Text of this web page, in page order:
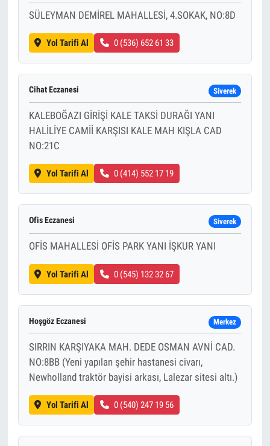
SÜLEYMAN DEMİREL MAHALLESİ, 4.SOKAK, NO:8D
Yol Tarifi Al 0 (536) 652 61 33
Cihat Eczanesi Siverek
KALEBOĞAZI GİRİŞİ KALE TAKSİ DURAĞI YANI
HALİLİYE CAMİİ KARŞISI KALE MAH KIŞLA CAD
NO:21C
Yol Tarifi Al 0 (414) 552 17 19
Ofis Eczanesi Siverek
OFİS MAHALLESİ OFİS PARK YANI İŞKUR YANI
Yol Tarifi Al 0 (545) 132 32 67
Hoşgöz Eczanesi Merkez
SIRRIN KARŞIYAKA MAH. DEDE OSMAN AVNİ CAD.
NO:8BB (Yeni yapılan şehir hastanesi civarı,
Newholland traktör bayisi arkası, Lalezar sitesi altı.)
Yol Tarifi Al 0 (540) 247 19 56